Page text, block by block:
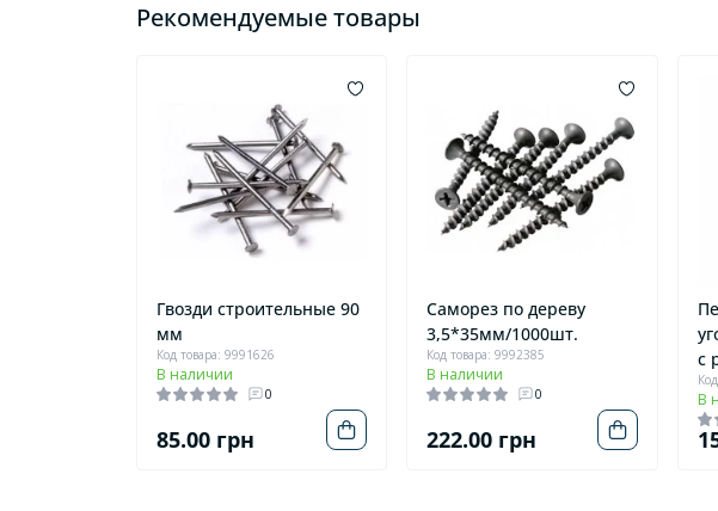
Рекомендуемые товары
Гвозди строительные 90
мм
Код товара: 9991626
В наличии
0
85.00 грн
Саморез по дереву
3,5*35мм/1000шт.
Код товара: 9992385
В наличии
0
222.00 грн
с
В